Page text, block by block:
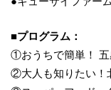
■プログラム：
①おうちで簡単！ 五
②大人も知りたい！